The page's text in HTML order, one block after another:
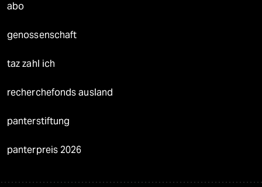
abo
genossenschaft
taz zahl ich
recherchefonds ausland
panterstiftung
panterpreis 2026